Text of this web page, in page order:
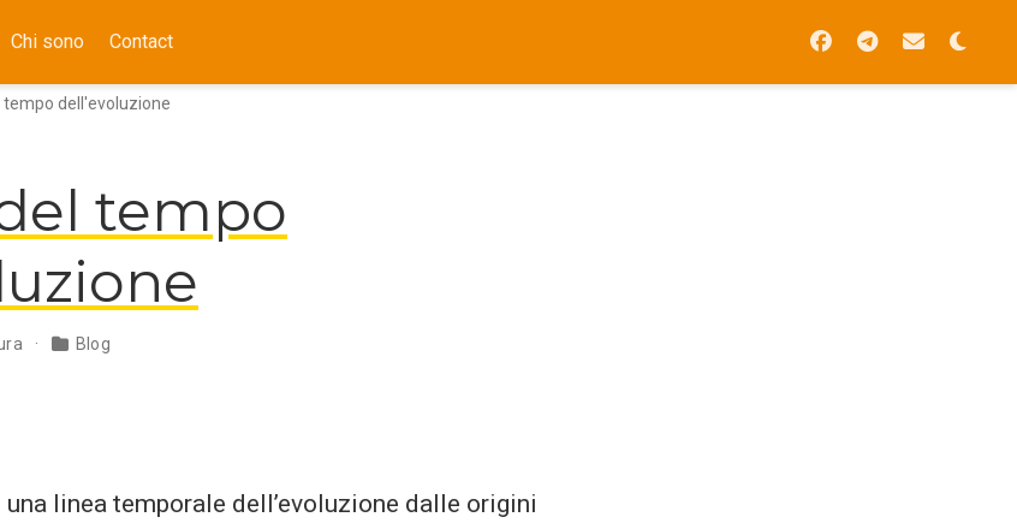
Chi sono Contact
tempo dell'evoluzione
tempo
Blog
linea temporale dell’evoluzione dalle origini